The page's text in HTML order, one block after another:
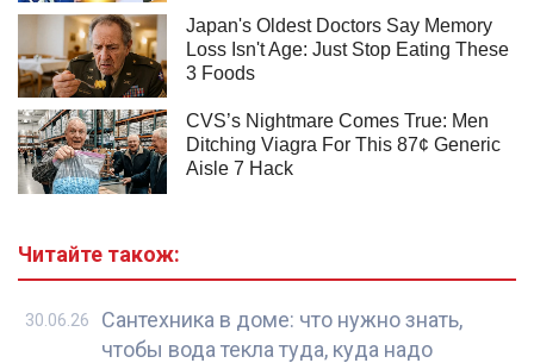
Читайте також:
Сантехника в доме: что нужно знать,
чтобы вода текла туда, куда надо
30.06.26